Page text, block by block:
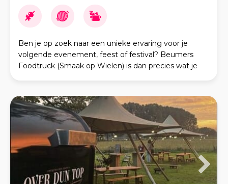
Ben je op zoek naar een unieke ervaring voor je
volgende evenement, feest of festival? Beumers
Foodtruck (Smaak op Wielen) is dan precies wat je